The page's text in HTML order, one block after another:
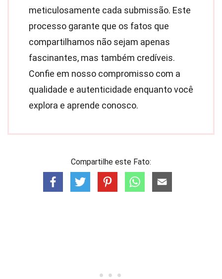
meticulosamente cada submissão. Este
processo garante que os fatos que
compartilhamos não sejam apenas
fascinantes, mas também credíveis.
Confie em nosso compromisso com a
qualidade e autenticidade enquanto você
explora e aprende conosco.
Compartilhe este Fato: